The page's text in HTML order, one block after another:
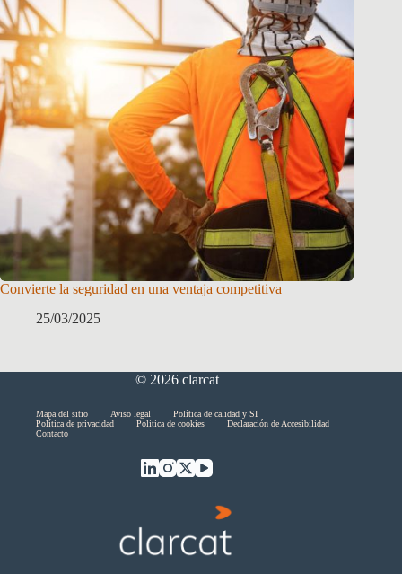
Convierte la seguridad en una ventaja competitiva
25/03/2025
© 2026 clarcat
Mapa del sitio Aviso legal
Política de calidad y SI
Política de privacidad
Politica de cookies
Declaración de Accesibilidad
Contacto